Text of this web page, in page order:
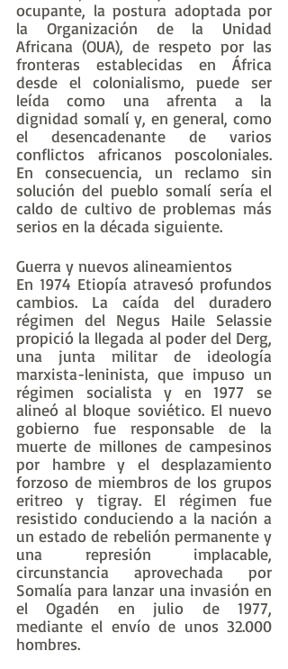
ocupante, la postura adoptada por
la Organización de la Unidad
Africana (OUA), de respeto por las
fronteras establecidas en África
desde el colonialismo, puede ser
leída como una afrenta a la
dignidad somalí y, en general, como
el desencadenante de varios
conflictos africanos poscoloniales.
En consecuencia, un reclamo sin
solución del pueblo somalí sería el
caldo de cultivo de problemas más
serios en la década siguiente.
Guerra y nuevos alineamientos
En 1974 Etiopía atravesó profundos
cambios. La caída del duradero
régimen del Negus Haile Selassie
propició la llegada al poder del Derg,
una junta militar de ideología
marxista-leninista, que impuso un
régimen socialista y en 1977 se
alineó al bloque soviético. El nuevo
gobierno fue responsable de la
muerte de millones de campesinos
por hambre y el desplazamiento
forzoso de miembros de los grupos
eritreo y tigray. El régimen fue
resistido conduciendo a la nación a
un estado de rebelión permanente y
una represión implacable,
circunstancia aprovechada por
Somalía para lanzar una invasión en
el Ogadén en julio de 1977,
mediante el envío de unos 32.000
hombres.